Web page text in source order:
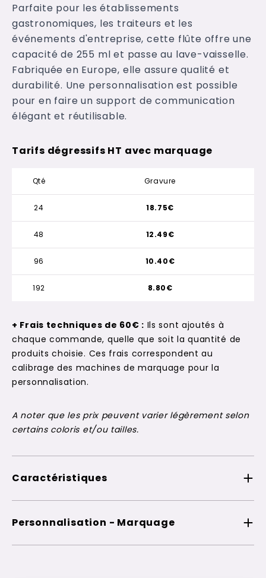
Parfaite pour les établissements
gastronomiques, les traiteurs et les
événements d'entreprise, cette flûte offre une
capacité de 255 ml et passe au lave-vaisselle.
Fabriquée en Europe, elle assure qualité et
durabilité. Une personnalisation est possible
pour en faire un support de communication
élégant et réutilisable.
Tarifs dégressifs HT avec marquage
Qté Gravure
24
48
96
192
18.75€
12.49€
10.40€
8.80€
+ Frais techniques de 60€ : Ils sont ajoutés à
chaque commande, quelle que soit la quantité de
produits choisie. Ces frais correspondent au
calibrage des machines de marquage pour la
personnalisation.
A noter que les prix peuvent varier légèrement selon
certains coloris et/ou tailles.
Caractéristiques
Personnalisation - Marquage